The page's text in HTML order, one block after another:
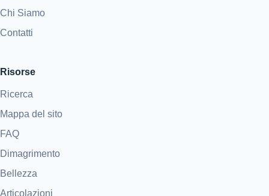
Chi Siamo
Contatti
Risorse
Ricerca
Mappa del sito
FAQ
Dimagrimento
Bellezza
Articolazioni